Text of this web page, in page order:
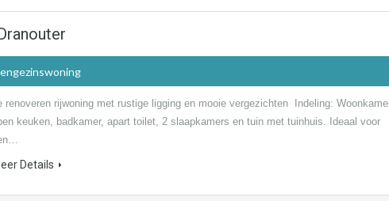
renoveren rijwoning met rustige ligging en mooie vergezichten Indeling:
keuken, badkamer, apart toilet, 2 slaapkamers en tuin met tuinhuis. Ideaal voor
Details